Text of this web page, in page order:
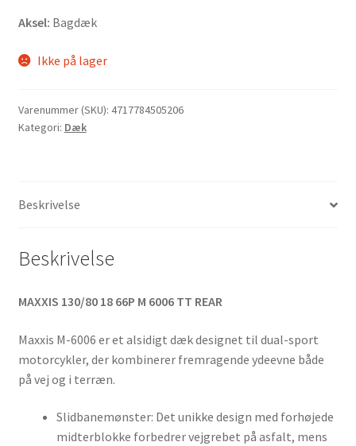
Aksel: Bagdæk
Ikke på lager
Varenummer (SKU): 4717784505206
Kategori: Dæk
Beskrivelse
Beskrivelse
MAXXIS 130/80 18 66P M 6006 TT REAR
Maxxis M-6006 er et alsidigt dæk designet til dual-sport
motorcykler, der kombinerer fremragende ydeevne både
på vej og i terræn.
Slidbanemønster: Det unikke design med forhøjede
midterblokke forbedrer vejgrebet på asfalt, mens